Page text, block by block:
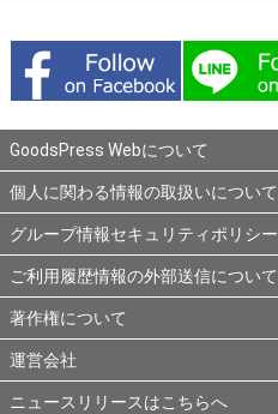
GoodsPress Webについて
個人に関わる情報の取扱いについて
グループ情報セキュリティポリシー
ご利用履歴情報の外部送信について
著作権について
運営会社
ニュースリリースはこちらへ